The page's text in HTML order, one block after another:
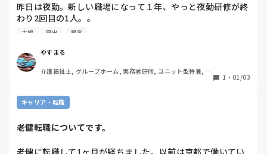
昨日は夜勤。新しい職場になって１年、やっと夜勤研修が終
わり2回目の1人。。
養はほぼ動きなし。
問題はショート（笑）半月前に来た老夫婦。。
薬で落ち着いてきてました。しかし昨日の夜はやばすぎて久
しぶりに入居者さんと喧嘩（笑）
何度も起きてベット上ゴソゴソ、私に暴言、叩こうとした
夫婦 早出 暴言
やすまる
介護福祉士, グループホーム, 実務者研修, ユニット型特養, 障
1 ・ 01/03
キャリア・転職
老健転職についてです。